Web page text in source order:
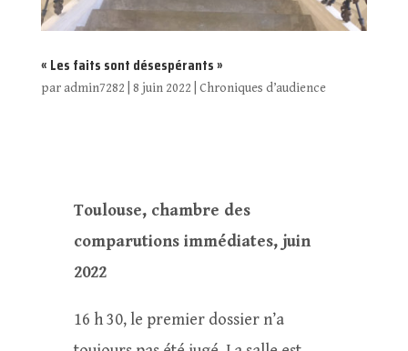
« Les faits sont désespérants »
paradmin7282 8 juin 2022 Chroniques d’audience
Toulouse, chambre des
comparutions immédiates, juin
2022
16 h 30, le premier dossier n’a